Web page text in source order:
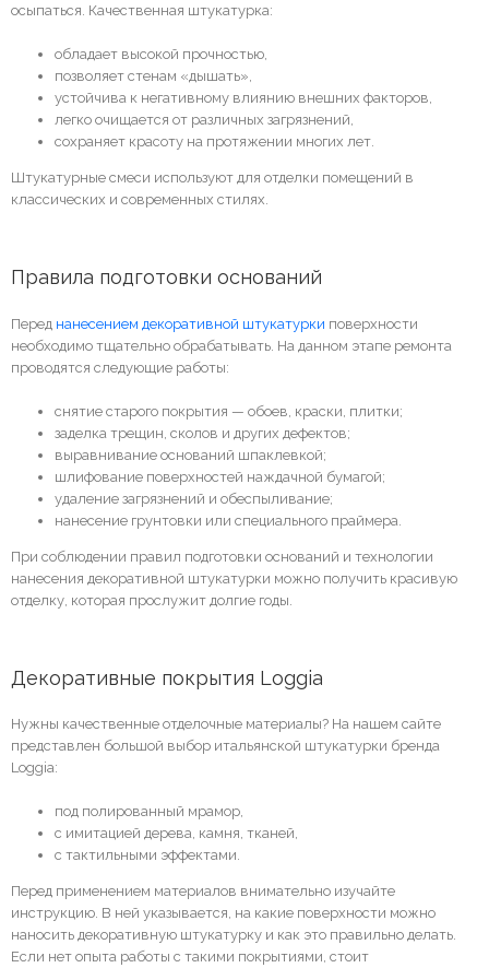
осыпаться. Качественная штукатурка:
обладает высокой прочностью,
позволяет стенам «дышать»,
устойчива к негативному влиянию внешних факторов,
легко очищается от различных загрязнений,
сохраняет красоту на протяжении многих лет.
Штукатурные смеси используют для отделки помещений в
классических и современных стилях.
Правила подготовки оснований
Перед нанесением декоративной штукатурки поверхности
необходимо тщательно обрабатывать. На данном этапе ремонта
проводятся следующие работы:
снятие старого покрытия — обоев, краски, плитки;
заделка трещин, сколов и других дефектов;
выравнивание оснований шпаклевкой;
шлифование поверхностей наждачной бумагой;
удаление загрязнений и обеспыливание;
нанесение грунтовки или специального праймера.
При соблюдении правил подготовки оснований и технологии
нанесения декоративной штукатурки можно получить красивую
отделку, которая прослужит долгие годы.
Декоративные покрытия Loggia
Нужны качественные отделочные материалы? На нашем сайте
представлен большой выбор итальянской штукатурки бренда
Loggia:
под полированный мрамор,
с имитацией дерева, камня, тканей,
с тактильными эффектами.
Перед применением материалов внимательно изучайте
инструкцию. В ней указывается, на какие поверхности можно
наносить декоративную штукатурку и как это правильно делать.
Если нет опыта работы с такими покрытиями, стоит